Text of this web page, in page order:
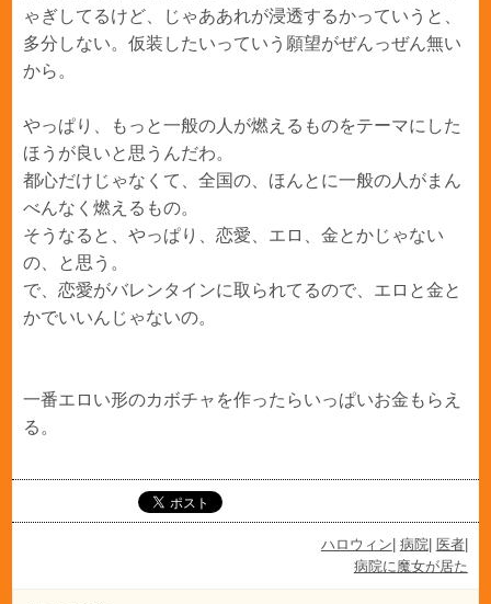
ゃぎしてるけど、じゃああれが浸透するかっていうと、
多分しない。仮装したいっていう願望がぜんっぜん無い
から。
やっぱり、もっと一般の人が燃えるものをテーマにした
ほうが良いと思うんだわ。
都心だけじゃなくて、全国の、ほんとに一般の人がまん
べんなく燃えるもの。
そうなると、やっぱり、恋愛、エロ、金とかじゃない
の、と思う。
で、恋愛がバレンタインに取られてるので、エロと金と
かでいいんじゃないの。
一番エロい形のカボチャを作ったらいっぱいお金もらえ
る。
ハロウィン 病院| 医者|
病院に魔女が居た